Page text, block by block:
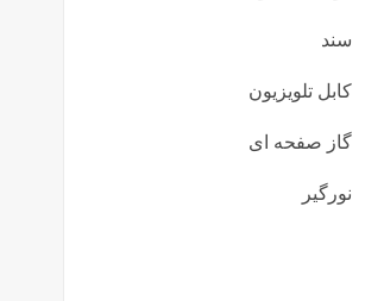
سند
کابل تلویزیون
گاز صفحه ای
نورگیر